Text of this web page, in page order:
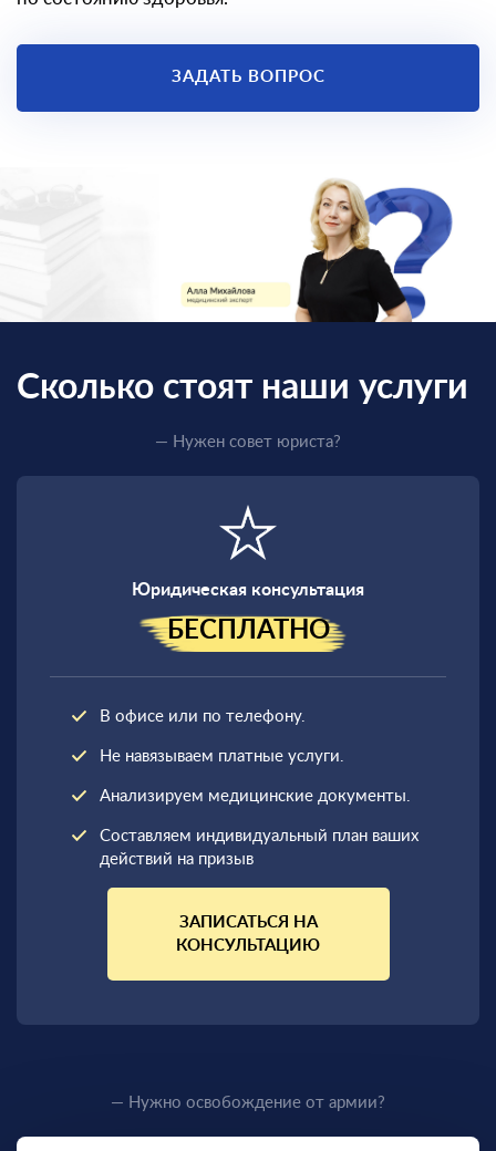
ЗАДАТЬ ВОПРОС
Сколько стоят наши услуги
— Нужен совет юриста?
Юридическая консультация
БЕСПЛАТНО
В офисе или по телефону.
Не навязываем платные услуги.
Анализируем медицинские документы.
Составляем индивидуальный план ваших
действий на призыв
ЗАПИСАТЬСЯ НА
КОНСУЛЬТАЦИЮ
— Нужно освобождение от армии?